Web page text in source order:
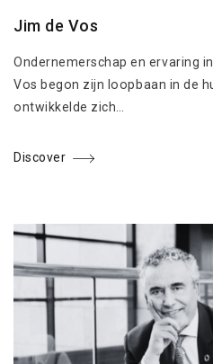
Jim de Vos
Ondernemerschap en ervaring
Vos begon zijn loopbaan in de
ontwikkelde zich…
Discover